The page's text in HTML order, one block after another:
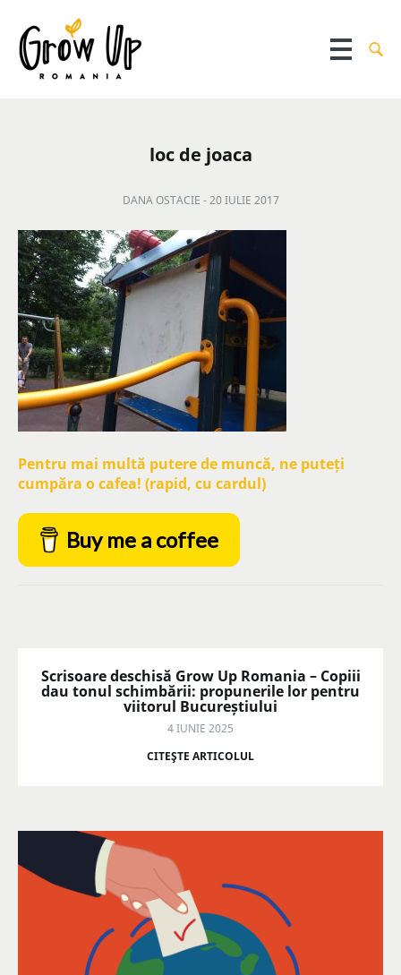
loc de joaca
DANA OSTACIE -20 IULIE 2017
Pentru mai multă putere de muncă, ne puteți
cumpăra o cafea! (rapid, cu cardul)
Buy me a coffee
Scrisoare deschisă Grow Up Romania – Copiii
dau tonul schimbării: propunerile lor pentru
viitorul Bucureștiului
4 IUNIE 2025
CITEŞTE ARTICOLUL